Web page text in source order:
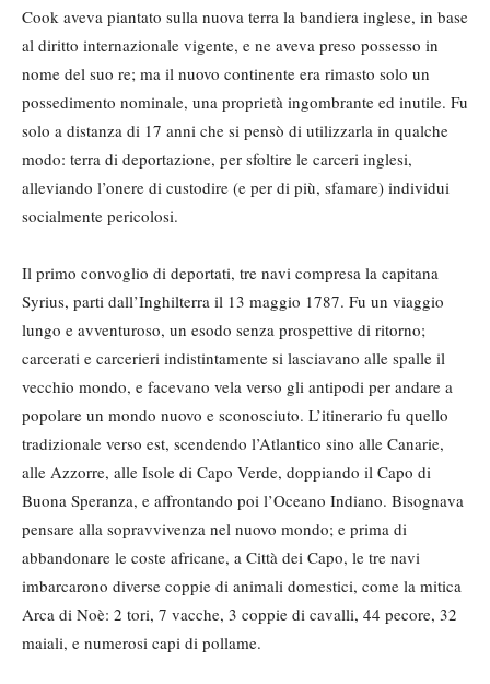
Cook aveva piantato sulla nuova terra la bandiera inglese, in base
al diritto internazionale vigente, e ne aveva preso possesso in
nome del suo re; ma il nuovo continente era rimasto solo un
possedimento nominale, una proprietà ingombrante ed inutile. Fu
solo a distanza di 17 anni che si pensò di utilizzarla in qualche
modo: terra di deportazione, per sfoltire le carceri inglesi,
alleviando l’onere di custodire (e per di più, sfamare) individui
socialmente pericolosi.
Il primo convoglio di deportati, tre navi compresa la capitana
Syrius, parti dall’Inghilterra il 13 maggio 1787. Fu un viaggio
lungo e avventuroso, un esodo senza prospettive di ritorno;
carcerati e carcerieri indistintamente si lasciavano alle spalle il
vecchio mondo, e facevano vela verso gli antipodi per andare a
popolare un mondo nuovo e sconosciuto. L’itinerario fu quello
tradizionale verso est, scendendo l’Atlantico sino alle Canarie,
alle Azzorre, alle Isole di Capo Verde, doppiando il Capo di
Buona Speranza, e affrontando poi l’Oceano Indiano. Bisognava
pensare alla sopravvivenza nel nuovo mondo; e prima di
abbandonare le coste africane, a Città dei Capo, le tre navi
imbarcarono diverse coppie di animali domestici, come la mitica
Arca di Noè: 2 tori, 7 vacche, 3 coppie di cavalli, 44 pecore, 32
maiali, e numerosi capi di pollame.